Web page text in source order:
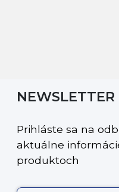
NEWSLETTER
Prihláste sa na
aktuálne
produktoch